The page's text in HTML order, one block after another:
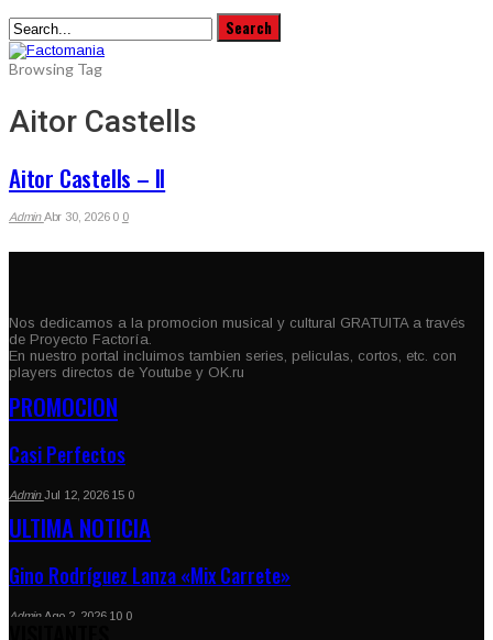
Browsing Tag
Aitor Castells
Aitor Castells – II
AdminAbr 30, 2026 0 0
Nos dedicamos a la promocion musical y cultural GRATUITA a través
de Proyecto Factoría.
En nuestro portal incluimos tambien series, peliculas, cortos, etc. con
players directos de Youtube y OK.ru
PROMOCION
Casi Perfectos
AdminJul 12, 2026 15 0
ULTIMA NOTICIA
Gino Rodríguez Lanza «Mix Carrete»
Admin Ago 2, 2026 10 0